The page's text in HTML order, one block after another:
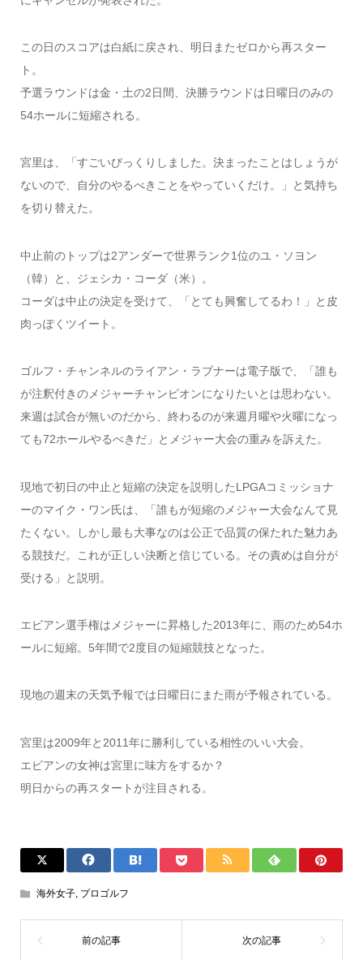
この日のスコアは白紙に戻され、明日またゼロから再スター
ト。
予選ラウンドは金・土の2日間、決勝ラウンドは日曜日のみの
54ホールに短縮される。
宮里は、「すごいびっくりしました。決まったことはしょうが
ないので、自分のやるべきことをやっていくだけ。」と気持ち
を切り替えた。
中止前のトップは2アンダーで世界ランク1位のユ・ソヨン
（韓）と、ジェシカ・コーダ（米）。
コーダは中止の決定を受けて、「とても興奮してるわ！」と皮
肉っぽくツイート。
ゴルフ・チャンネルのライアン・ラブナーは電子版で、「誰も
が注釈付きのメジャーチャンピオンになりたいとは思わない。
来週は試合が無いのだから、終わるのが来週月曜や火曜になっ
ても72ホールやるべきだ」とメジャー大会の重みを訴えた。
現地で初日の中止と短縮の決定を説明したLPGAコミッショナ
ーのマイク・ワン氏は、「誰もが短縮のメジャー大会なんて見
たくない。しかし最も大事なのは公正で品質の保たれた魅力あ
る競技だ。これが正しい決断と信じている。その責めは自分が
受ける」と説明。
エビアン選手権はメジャーに昇格した2013年に、雨のため54ホ
ールに短縮。5年間で2度目の短縮競技となった。
現地の週末の天気予報では日曜日にまた雨が予報されている。
宮里は2009年と2011年に勝利している相性のいい大会。
エビアンの女神は宮里に味方をするか？
明日からの再スタートが注目される。
海外女子, プロゴルフ